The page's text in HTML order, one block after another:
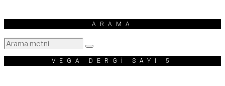
ARAMA
VEGA DERGİ SAYI 5